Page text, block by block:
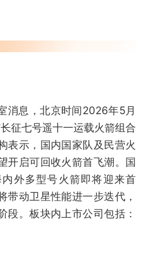
消息，北京时间2026年5月
征七号遥十一运载火箭组合
表示，国内国家队及民营火
开启可回收火箭首飞潮。国
外多型号火箭即将迎来首
带动卫星性能进一步迭代，
段。板块内上市公司包括：